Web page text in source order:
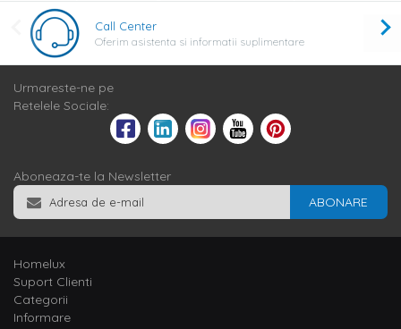
Call Center
Oferim asistenta si informatii suplimentare
Urmareste-ne pe
Retelele Sociale:
Aboneaza-te la Newsletter
ABONARE
Homelux
Suport Clienti
Categorii
Informare